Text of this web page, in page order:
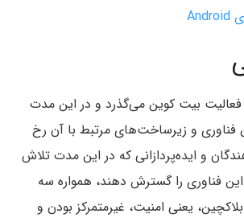
از آغاز فعالیت بیت کوین می‌گذرد و در این مدت
فناوری و زیرساخت‌های مرتبط با آن رخ
و ایده‌پردازانی که در این مدت تلاش‌
فناوری را گسترش دهند، همواره سه
یعنی امنیت، غیرمتمرکز بودن و